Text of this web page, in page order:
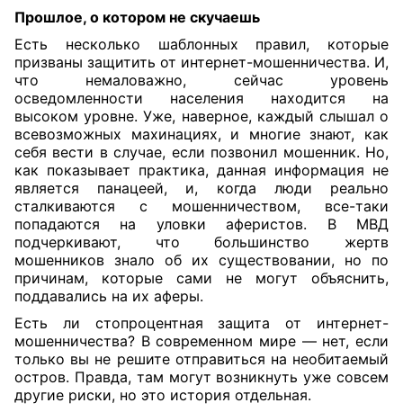
Прошлое, о котором не скучаешь
Есть несколько шаблонных правил, которые
призваны защитить от интернет-мошенничества. И,
что немаловажно, сейчас уровень
осведомленности населения находится на
высоком уровне. Уже, наверное, каждый слышал о
всевозможных махинациях, и многие знают, как
себя вести в случае, если позвонил мошенник. Но,
как показывает практика, данная информация не
является панацеей, и, когда люди реально
сталкиваются с мошенничеством, все-таки
попадаются на уловки аферистов. В МВД
подчеркивают, что большинство жертв
мошенников знало об их существовании, но по
причинам, которые сами не могут объяснить,
поддавались на их аферы.
Есть ли стопроцентная защита от интернет-
мошенничества? В современном мире — нет, если
только вы не решите отправиться на необитаемый
остров. Правда, там могут возникнуть уже совсем
другие риски, но это история отдельная.